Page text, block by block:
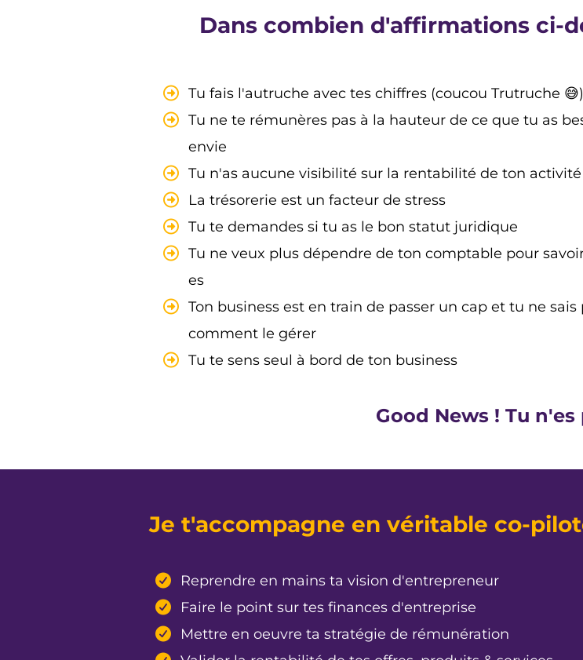
Dans combien d'affirmations ci-
Tu fais l'autruche avec tes chiffres (coucou Trutruche 😅)
Tu ne te rémunères pas à la hauteur de ce que tu as
envie
Tu n'as aucune visibilité sur la rentabilité de ton activité
La trésorerie est un facteur de stress
Tu te demandes si tu as le bon statut juridique
Tu ne veux plus dépendre de ton comptable pour
es
Ton business est en train de passer un cap et tu ne sais
comment le gérer
Tu te sens seul à bord de ton business
Good News ! Tu n'es
Je t'accompagne en véritable co-
Reprendre en mains ta vision d'entrepreneur
Faire le point sur tes finances d'entreprise
Mettre en oeuvre ta stratégie de rémunération